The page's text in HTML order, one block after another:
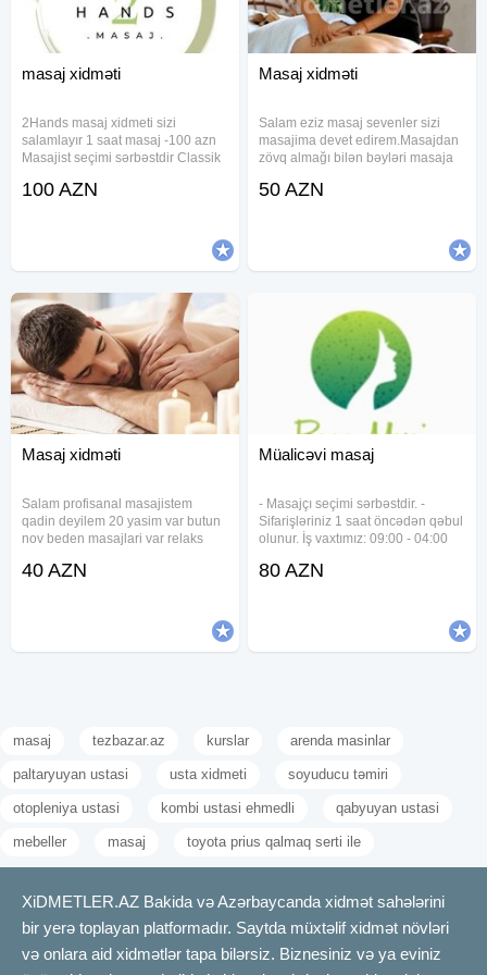
masaj xidməti
2Hands masaj xidmeti sizi
salamlayır 1 saat masaj -100 azn
Masajist seçimi sərbəstdir Classik
Üz masaji Anticelulit masaj
100 AZN
Masaj xidməti
Salam eziz masaj sevenler sizi
masajima devet edirem.Masajdan
zövq almağı bilən bəyləri masaja
özünüzü rahat ve daha gümrah
50 AZN
Masaj xidməti
Salam profisanal masajistem
qadin deyilem 20 yasim var butun
nov beden masajlari var relaks
etsin xidmet 7/24 xidmetinizdeyem
40 AZN
Müalicəvi masaj
- Masajçı seçimi sərbəstdir. -
Sifarişləriniz 1 saat öncədən qəbul
olunur. İş vaxtımız: 09:00 - 04:00
Qiymət 1 saat üçün nəzərdə
80 AZN
masaj tezbazar.az kurslar arenda masinlar
paltaryuyan ustasi usta xidmeti soyuducu təmiri
otopleniya ustasi kombi ustasi ehmedli qabyuyan ustasi
mebeller masaj toyota prius qalmaq serti ile
XiDMETLER.AZ Bakida və Azərbaycanda xidmət sahələrini
bir yerə toplayan platformadır. Saytda müxtəlif xidmət növləri
və onlara aid xidmətlər tapa bilərsiz. Biznesiniz və ya eviniz